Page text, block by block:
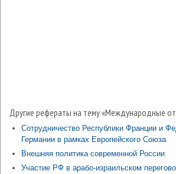
Другие рефераты на тему «Международные
Сотрудничество Республики Франции и
Германии в рамках Европейского Союза
Внешняя политика современной России
Участие РФ в арабо-израильском